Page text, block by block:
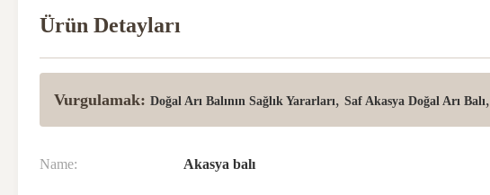
Ürün Detayları
Vurgulamak: Doğal Arı Balının Sağlık Yararları, Saf Akasya Doğal Arı Balı,
Name: Akasya balı